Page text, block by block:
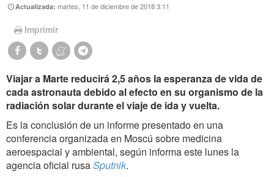
Actualizada:martes, 11 de diciembre de 2018 3:11
Imprimir
Viajar a Marte reducirá 2,5 años la esperanza de vida de
cada astronauta debido al efecto en su organismo de la
radiación solar durante el viaje de ida y vuelta.
Es la conclusión de un informe presentado en una
conferencia organizada en Moscú sobre medicina
aeroespacial y ambiental, según informa este lunes la
agencia oficial rusaSputnik.